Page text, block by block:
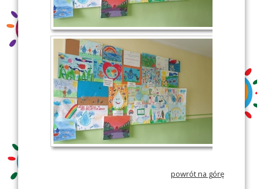
powrót na górę